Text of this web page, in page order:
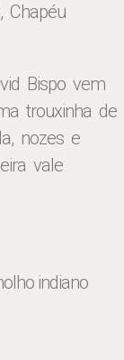
Chapéu
Bispo vem
trouxinha de
nozes e
vale
indiano